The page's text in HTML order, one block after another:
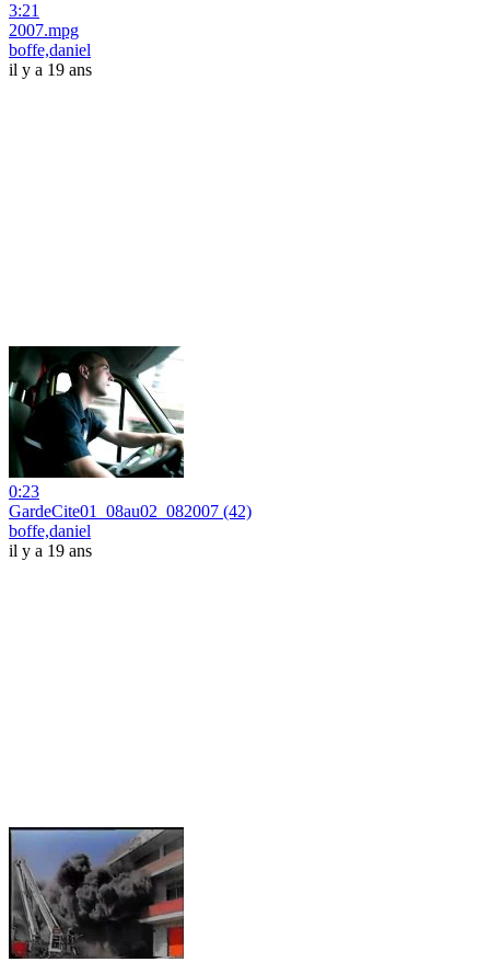
3:21
2007.mpg
boffe,daniel
il y a 19 ans
0:23
GardeCite01_08au02_082007 (42)
boffe,daniel
il y a 19 ans